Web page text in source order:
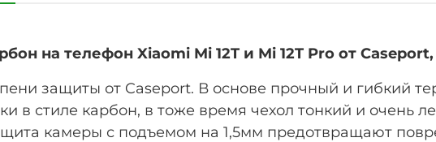
на телефон Xiaomi Mi 12T и Mi 12T Pro от
защиты от Caseport. В основе прочный и гибкий
в стиле карбон, в тоже время чехол тонкий и очень
камеры с подъемом на 1,5мм предотвращают